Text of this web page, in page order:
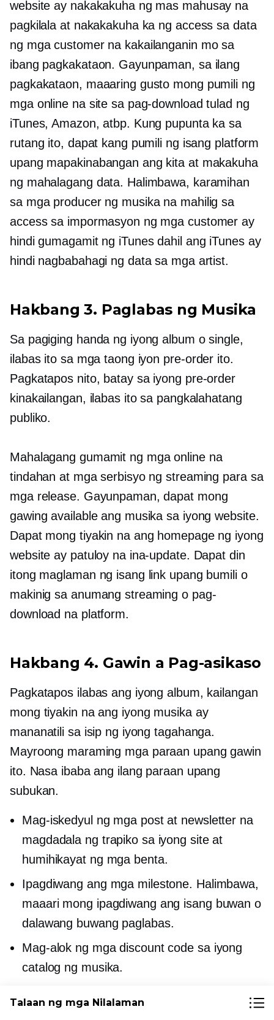
website ay nakakakuha ng mas mahusay na
pagkilala at nakakakuha ka ng access sa data
ng mga customer na kakailanganin mo sa
ibang pagkakataon. Gayunpaman, sa ilang
pagkakataon, maaaring gusto mong pumili ng
mga online na site sa pag-download tulad ng
iTunes, Amazon, atbp. Kung pupunta ka sa
rutang ito, dapat kang pumili ng isang platform
upang mapakinabangan ang kita at makakuha
ng mahalagang data. Halimbawa, karamihan
sa mga producer ng musika na mahilig sa
access sa impormasyon ng mga customer ay
hindi gumagamit ng iTunes dahil ang iTunes ay
hindi nagbabahagi ng data sa mga artist.
Hakbang 3. Paglabas ng Musika
Sa pagiging handa ng iyong album o single,
ilabas ito sa mga taong iyon pre-order ito.
Pagkatapos nito, batay sa iyong pre-order
kinakailangan, ilabas ito sa pangkalahatang
publiko.
Mahalagang gumamit ng mga online na
tindahan at mga serbisyo ng streaming para sa
mga release. Gayunpaman, dapat mong
gawing available ang musika sa iyong website.
Dapat mong tiyakin na ang homepage ng iyong
website ay patuloy na ina-update. Dapat din
itong maglaman ng isang link upang bumili o
makinig sa anumang streaming o pag-
download na platform.
Hakbang 4. Gawin a Pag-asikaso
Pagkatapos ilabas ang iyong album, kailangan
mong tiyakin na ang iyong musika ay
mananatili sa isip ng iyong tagahanga.
Mayroong maraming mga paraan upang gawin
ito. Nasa ibaba ang ilang paraan upang
subukan.
Mag-iskedyul ng mga post at newsletter na
magdadala ng trapiko sa iyong site at
humihikayat ng mga benta.
Ipagdiwang ang mga milestone. Halimbawa,
maaari mong ipagdiwang ang isang buwan o
dalawang buwang paglabas.
Mag-alok ng mga discount code sa iyong
catalog ng musika.
Final saloobin
Talaan ng mga Nilalaman